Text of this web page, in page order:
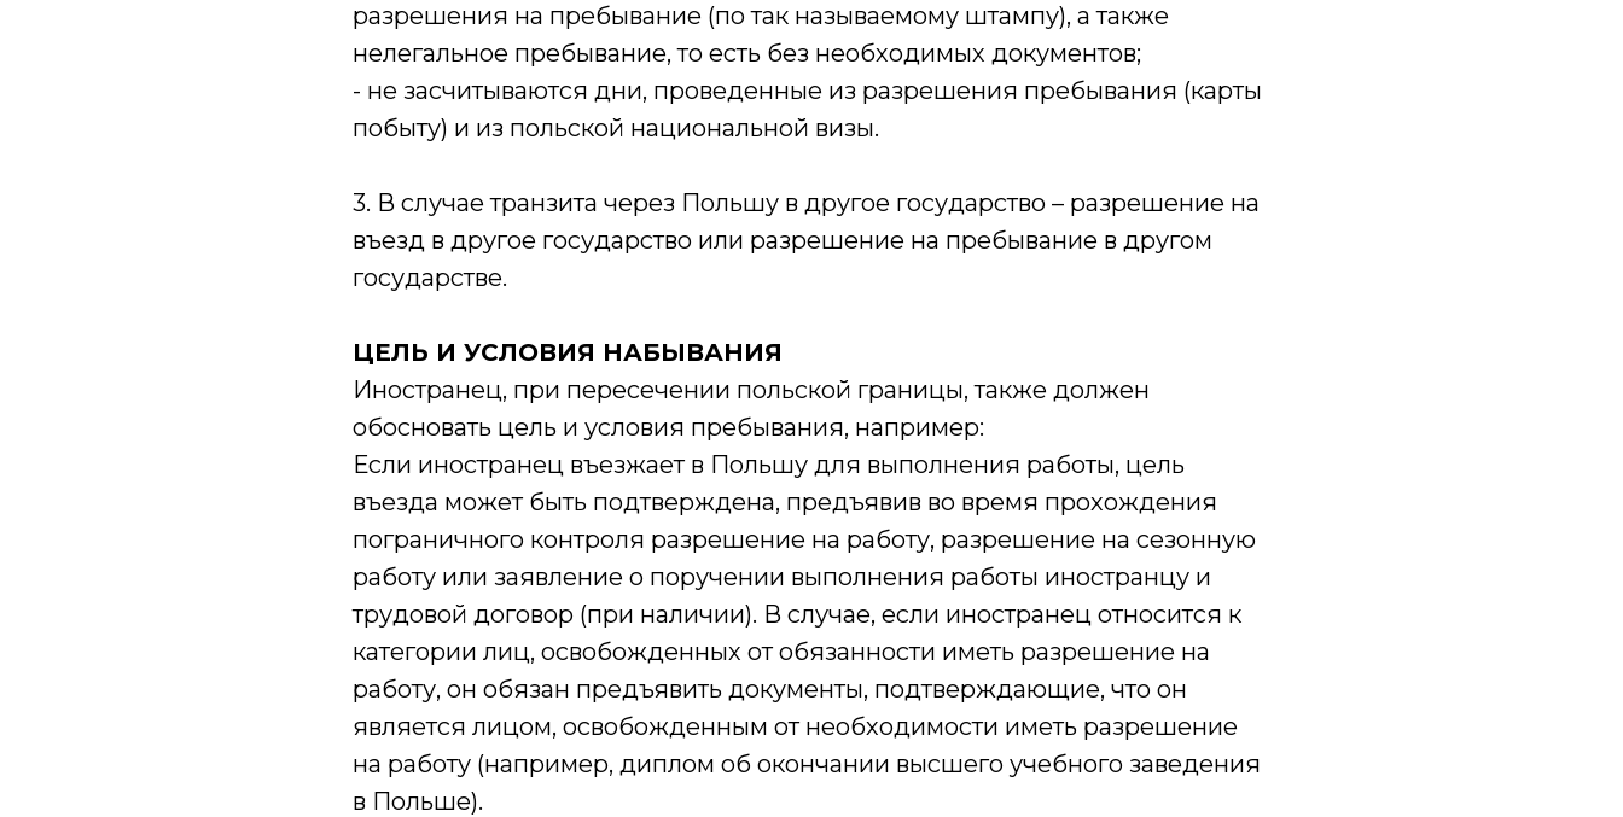
разрешения на пребывание (по так называемому штампу), а также
нелегальное пребывание, то есть без необходимых документов;
- не засчитываются дни, проведенные из разрешения пребывания (карты
побыту) и из польской национальной визы.
3. В случае транзита через Польшу в другое государство – разрешение на
въезд в другое государство или разрешение на пребывание в другом
государстве.
ЦЕЛЬ И УСЛОВИЯ НАБЫВАНИЯ
Иностранец, при пересечении польской границы, также должен
обосновать цель и условия пребывания, например:
Если иностранец въезжает в Польшу для выполнения работы, цель
въезда может быть подтверждена, предъявив во время прохождения
пограничного контроля разрешение на работу, разрешение на сезонную
работу или заявление о поручении выполнения работы иностранцу и
трудовой договор (при наличии). В случае, если иностранец относится к
категории лиц, освобожденных от обязанности иметь разрешение на
работу, он обязан предъявить документы, подтверждающие, что он
является лицом, освобожденным от необходимости иметь разрешение
на работу (например, диплом об окончании высшего учебного заведения
в Польше).